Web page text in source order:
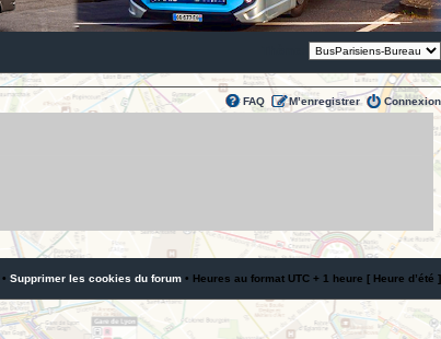
FAQ M’enregistrer Connexion
• Supprimer les cookies du forum • Heures au format UTC + 1 heure [ Heure d’été ]